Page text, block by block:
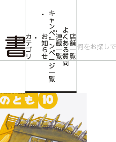
カ
テ
ゴ
リ
お
知
ら
せ
キ
ャ
ン
ペ
ー
ン
ペ
ー
ジ
一
覧
連
載
一
覧
よ
く
あ
る
質
問
店
舗
一
覧
<かがくのとも>リレーする じどうしゃ